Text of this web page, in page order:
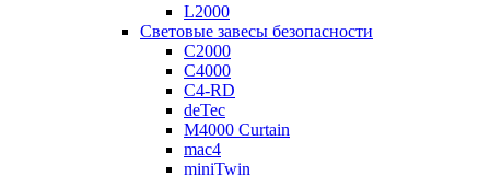
L2000
Световые завесы безопасности
C2000
C4000
C4-RD
deTec
M4000 Curtain
mac4
miniTwin